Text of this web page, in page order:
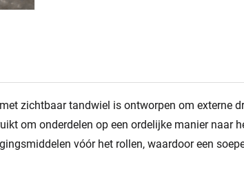
zichtbaar tandwiel is ontworpen om externe
om onderdelen op een ordelijke manier naar
vóór het rollen, waardoor een